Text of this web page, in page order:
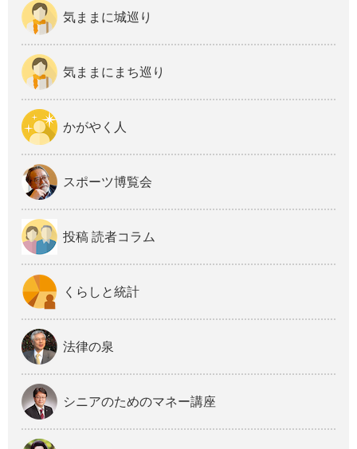
気ままに城巡り
気ままにまち巡り
かがやく人
スポーツ博覧会
投稿 読者コラム
くらしと統計
法律の泉
シニアのためのマネー講座